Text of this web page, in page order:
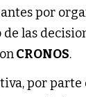
por
las
CRONOS.
por parte